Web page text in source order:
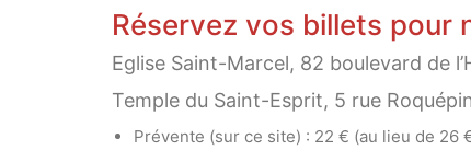
Réservez vos billets pour
Eglise Saint-Marcel, 82 boulevard de
Temple du Saint-Esprit, 5 rue
Prévente (sur ce site) : 22 € (au lieu de 26